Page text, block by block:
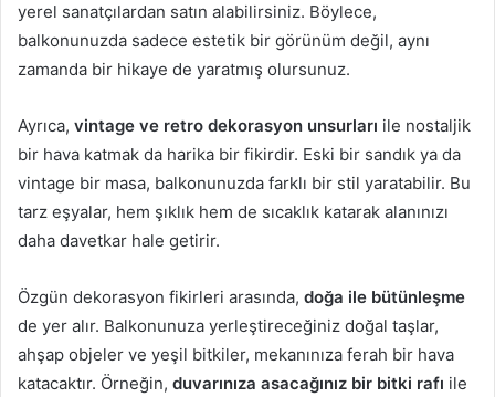
yerel sanatçılardan satın alabilirsiniz. Böylece,
balkonunuzda sadece estetik bir görünüm değil, aynı
zamanda bir hikaye de yaratmış olursunuz.
Ayrıca, vintage ve retro dekorasyon unsurları ile nostaljik
bir hava katmak da harika bir fikirdir. Eski bir sandık ya da
vintage bir masa, balkonunuzda farklı bir stil yaratabilir. Bu
tarz eşyalar, hem şıklık hem de sıcaklık katarak alanınızı
daha davetkar hale getirir.
Özgün dekorasyon fikirleri arasında, doğa ile bütünleşme
de yer alır. Balkonunuza yerleştireceğiniz doğal taşlar,
ahşap objeler ve yeşil bitkiler, mekanınıza ferah bir hava
katacaktır. Örneğin, duvarınıza asacağınız bir bitki rafı ile